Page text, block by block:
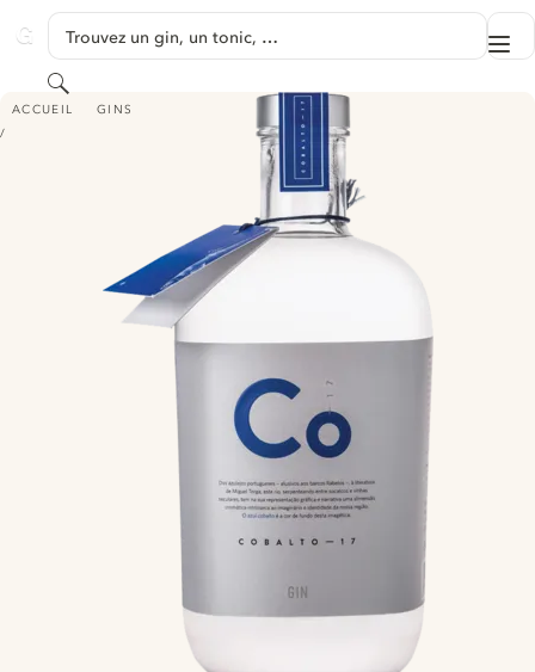
GINVENTORY
Trouvez un gin, un tonic, …
Rechercher
ACCUEIL GINS
COBALTO 17 DOURO